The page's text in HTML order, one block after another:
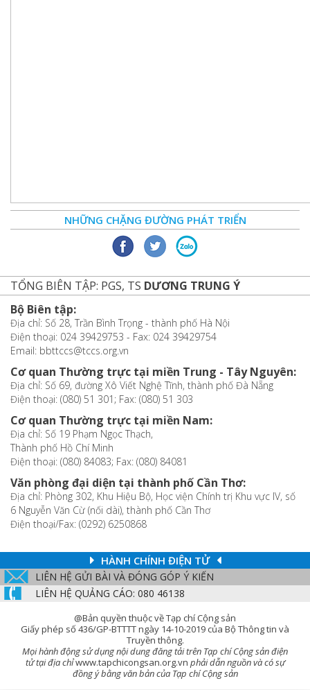
NHỮNG CHẶNG ĐƯỜNG PHÁT TRIỂN
TỔNG BIÊN TẬP: PGS, TS DƯƠNG TRUNG Ý
Bộ Biên tập:
Địa chỉ: Số 28, Trần Bình Trọng - thành phố Hà Nội
Điện thoại: 024 39429753 - Fax: 024 39429754
Email: bbttccs@tccs.org.vn
Cơ quan Thường trực tại miền Trung - Tây Nguyên:
Địa chỉ: Số 69, đường Xô Viết Nghệ Tĩnh, thành phố Đà Nẵng
Điện thoại: (080) 51 301; Fax: (080) 51 303
Cơ quan Thường trực tại miền Nam:
Địa chỉ: Số 19 Phạm Ngọc Thạch,
Thành phố Hồ Chí Minh
Điện thoại: (080) 84083; Fax: (080) 84081
Văn phòng đại diện tại thành phố Cần Thơ:
Địa chỉ: Phòng 302, Khu Hiệu Bộ, Học viện Chính trị Khu vực IV, số
6 Nguyễn Văn Cừ (nối dài), thành phố Cần Thơ
Điện thoại/Fax: (0292) 6250868
HÀNH CHÍNH ĐIỆN TỬ
LIÊN HỆ GỬI BÀI VÀ ĐÓNG GÓP Ý KIẾN
LIÊN HỆ QUẢNG CÁO: 080 46138
@Bản quyền thuộc về Tạp chí Cộng sản
Giấy phép số 436/GP-BTTTT ngày 14-10-2019 của Bộ Thông tin và
Truyền thông.
Mọi hành động sử dụng nội dung đăng tải trên Tạp chí Cộng sản điện
tử tại địa chỉwww.tapchicongsan.org.vn phải dẫn nguồn và có sự
đồng ý bằng văn bản của Tạp chí Cộng sản